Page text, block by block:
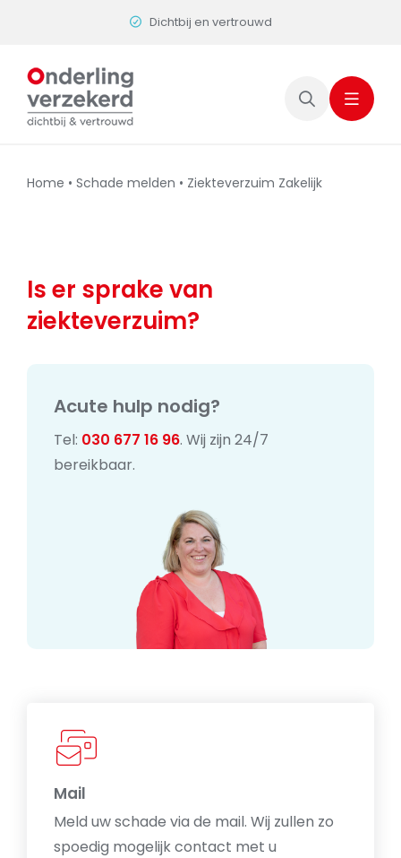
Dichtbij en vertrouwd
Home • Schade melden • Ziekteverzuim Zakelijk
Is er sprake van
ziekteverzuim?
Acute hulp nodig?
Tel: 030 677 16 96. Wij zijn 24/7
bereikbaar.
Mail
Meld uw schade via de mail. Wij zullen zo
spoedig mogelijk contact met u